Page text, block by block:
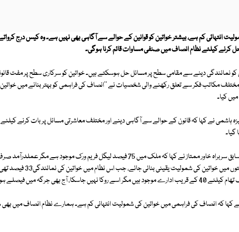
انتہائی کم ہے، بیشتر خواتین کو قوانین کے حوالے سے آگاہی بھی نہیں ہے۔ وہ کیس درج
کرنے کیلئے نظام انصاف میں صنفی مساوات قائم کرنا ہوگی۔
کو نمائندگی دینے سے مقامی سطح پر مسائل حل ہوسکتے ہیں۔ خواتین کو سرکاری سطح پر مفت
مکاتب فکر سے تعلق رکھنے والی شخصیات نے ''انصاف کی فراہمی کو بہتر بنانے میں
کیا۔
ہاشمی نے کہا کہ قانون کے حوالے سے آگاہی دینے اور مختلف معاشرتی مسائل پر بات کرنے
گیا۔
ہے جو افسوسناک ہے۔ مقامی حکومتوں میں خواتین کی
بھی جرگہ میں فیصلے ہورہے ہیں۔
کہا کہ انصاف کی فراہمی میں خواتین کی شمولیت انتہائی کم ہے۔ ہمارے نظام انصاف میں بھی